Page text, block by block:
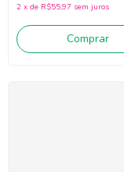
2 x de R$55,97 sem juros
Comprar